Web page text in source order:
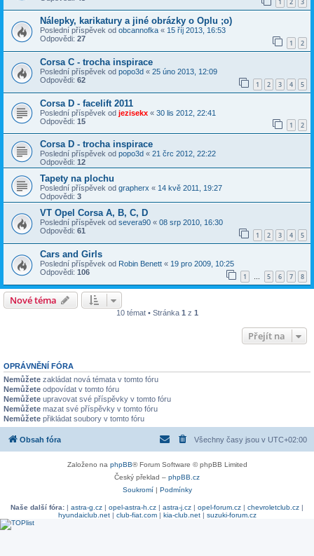
1 2 3
Nálepky, karikatury a jiné obrázky o Oplu ;o)
Poslední příspěvek od obcannofka « 15 říj 2013, 16:53
Odpovědi: 27 1 2
Corsa C - trocha inspirace
Poslední příspěvek od popo3d « 25 úno 2013, 12:09
Odpovědi: 62 1 2 3 4 5
Corsa D - facelift 2011
Poslední příspěvek od jezisekx « 30 lis 2012, 22:41
Odpovědi: 15 1 2
Corsa D - trocha inspirace
Poslední příspěvek od popo3d « 21 črc 2012, 22:22
Odpovědi: 12
Tapety na plochu
Poslední příspěvek od grapherx « 14 kvě 2011, 19:27
Odpovědi: 3
VT Opel Corsa A, B, C, D
Poslední příspěvek od severa90 « 08 srp 2010, 16:30
Odpovědi: 61 1 2 3 4 5
Cars and Girls
Poslední příspěvek od Robin Benett « 19 pro 2009, 10:25
Odpovědi: 106 1 … 5 6 7 8
Nové téma
10 témat • Stránka 1 z 1
Přejít na
OPRÁVNĚNÍ FÓRA
Nemůžete zakládat nová témata v tomto fóru
Nemůžete odpovídat v tomto fóru
Nemůžete upravovat své příspěvky v tomto fóru
Nemůžete mazat své příspěvky v tomto fóru
Nemůžete přikládat soubory v tomto fóru
Obsah fóra Všechny časy jsou v UTC+02:00
Založeno na phpBB® Forum Software © phpBB Limited
Český překlad – phpBB.cz
Soukromí| Podmínky
Naše další fóra: | astra-g.cz | opel-astra-h.cz | astra-j.cz | opel-forum.cz | chevroletclub.cz |
hyundaiclub.net| club-fiat.com| kia-club.net| suzuki-forum.cz